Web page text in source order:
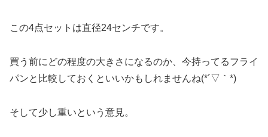
この4点セットは直径24センチです。
買う前にどの程度の大きさになるのか、今持ってるフライ
パンと比較しておくといいかもしれませんね(*´▽｀*)
そして少し重いという意見。